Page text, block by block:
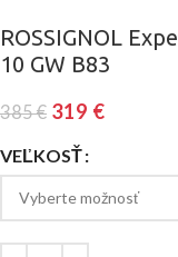
ROSSIGNOL
10 GW B83
385€ 319 €
VEĽKOSŤ